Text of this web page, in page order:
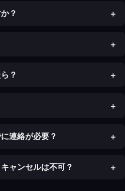
？
？
連絡が必要？
ャンセルは不可？